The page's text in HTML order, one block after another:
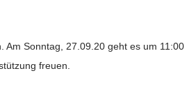
Am Sonntag, 27.09.20 geht es um 11:00
freuen.